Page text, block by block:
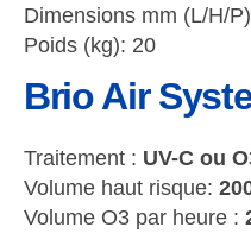
compris le textile)
de virus et bactéries.
Dimensions mm (L/H/
Poids (kg): 20
Brio Air
Traitement : UV-C ou
Volume haut risque:
Volume O3 par heure :